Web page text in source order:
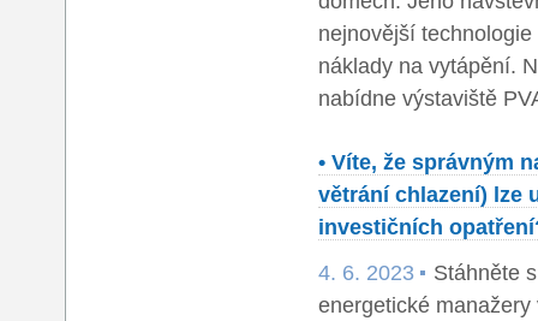
nejnovější
náklady na vytápění.
nabídne výstaviště
• Víte, že správným
větrání chlazení) lze
investičních
4. 6. 2023
Stáhněte
energetické